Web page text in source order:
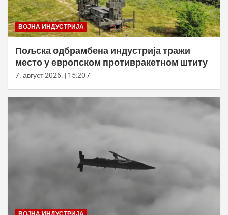
ВОЈНА ИНДУСТРИЈА
Пољска одбрамбена индустрија тражи
место у европском противракетном штиту
7. август 2026. | 15:20